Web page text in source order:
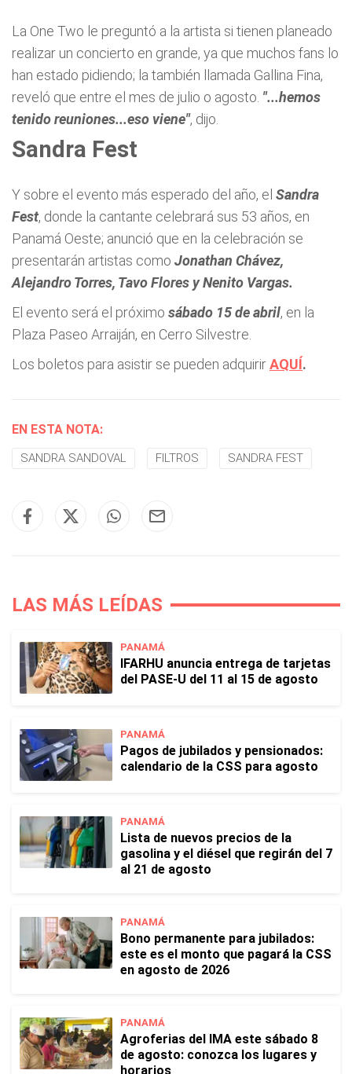
La One Two le preguntó a la artista si tienen planeado
realizar un concierto en grande, ya que muchos fans lo
han estado pidiendo; la también llamada Gallina Fina,
reveló que entre el mes de julio o agosto. "...hemos
tenido reuniones...eso viene", dijo.
Sandra Fest
Y sobre el evento más esperado del año, el Sandra
Fest, donde la cantante celebrará sus 53 años, en
Panamá Oeste; anunció que en la celebración se
presentarán artistas como Jonathan Chávez,
Alejandro Torres, Tavo Flores y Nenito Vargas.
El evento será el próximo sábado 15 de abril, en la
Plaza Paseo Arraiján, en Cerro Silvestre.
Los boletos para asistir se pueden adquirirAQUÍ.
EN ESTA NOTA:
SANDRA SANDOVAL FILTROS SANDRA FEST
LAS MÁS LEÍDAS
PANAMÁ
IFARHU anuncia entrega de tarjetas
del PASE-U del 11 al 15 de agosto
PANAMÁ
Pagos de jubilados y pensionados:
calendario de la CSS para agosto
PANAMÁ
Lista de nuevos precios de la
gasolina y el diésel que regirán del 7
al 21 de agosto
PANAMÁ
Bono permanente para jubilados:
este es el monto que pagará la CSS
en agosto de 2026
PANAMÁ
Agroferias del IMA este sábado 8
de agosto: conozca los lugares y
horarios